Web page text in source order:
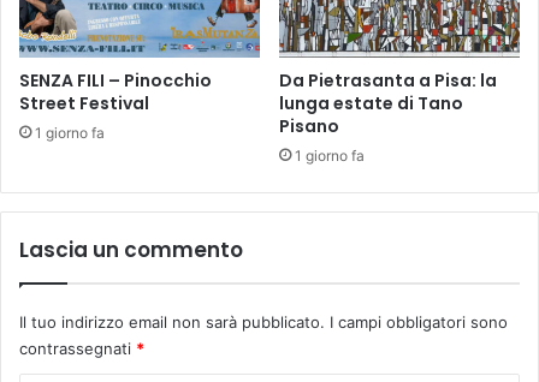
SENZA FILI – Pinocchio
Street Festival
1 giorno fa
Da Pietrasanta a Pisa: la
lunga estate di Tano
Pisano
1 giorno fa
Lascia un commento
Il tuo indirizzo email non sarà pubblicato. I campi obbligatori sono
contrassegnati *